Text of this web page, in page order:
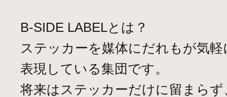
B-SIDE LABELとは？
ステッカーを媒体にだれもが気
表現している集団です。
将来はステッカーだけに留まら